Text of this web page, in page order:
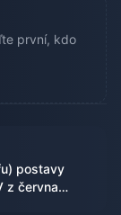
první, kdo
postavy
z června